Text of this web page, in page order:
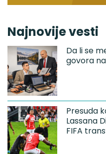
Najnovije vesti
Da li se
govora
Presuda
Lassana
FIFA